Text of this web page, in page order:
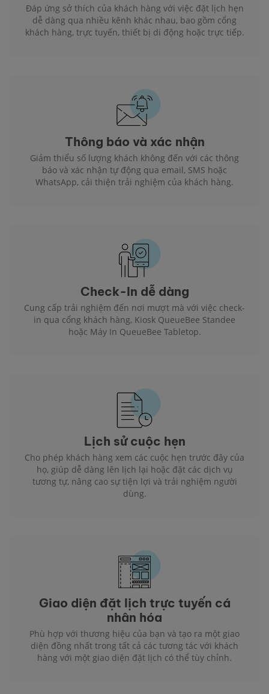
Đáp ứng sở thích của khách hàng với việc đặt lịch hẹn
dễ dàng qua nhiều kênh khác nhau, bao gồm cổng
khách hàng, trực tuyến, thiết bị di động hoặc trực tiếp.
Thông báo và xác nhận
Giảm thiểu số lượng khách không đến với các thông
báo và xác nhận tự động qua email, SMS hoặc
WhatsApp, cải thiện trải nghiệm của khách hàng.
Check-In dễ dàng
Cung cấp trải nghiệm đến nơi mượt mà với việc check-
in qua cổng khách hàng, Kiosk QueueBee Standee
hoặc Máy In QueueBee Tabletop.
Lịch sử cuộc hẹn
Cho phép khách hàng xem các cuộc hẹn trước đây của
họ, giúp dễ dàng lên lịch lại hoặc đặt các dịch vụ
tương tự, nâng cao sự tiện lợi và trải nghiệm người
dùng.
Giao diện đặt lịch trực tuyến cá
nhân hóa
Phù hợp với thương hiệu của bạn và tạo ra một giao
diện đồng nhất trong tất cả các tương tác với khách
hàng với một giao diện đặt lịch có thể tùy chỉnh.